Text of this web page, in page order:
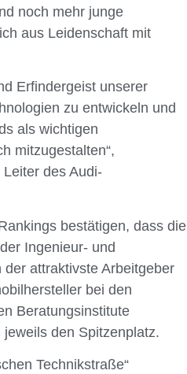
noch mehr junge
aus Leidenschaft mit
Erfindergeist unserer
zu entwickeln und
als wichtigen
mitzugestalten“,
des Audi-
bestätigen, dass die
Ingenieur- und
attraktivste Arbeitgeber
bei den
Beratungsinstitute
den Spitzenplatz.
Technikstraße“